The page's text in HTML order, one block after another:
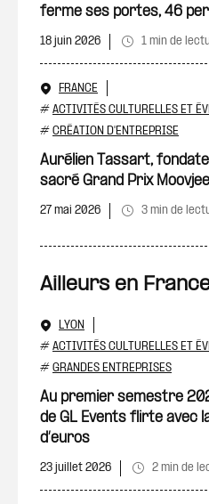
ferme ses portes, 46
18 juin 2026 1 min de
FRANCE
# ACTIVITÉS CULTURELLES ET
# CRÉATION D'ENTREPRISE
Aurélien Tassart,
sacré Grand Prix
27 mai 2026 3 min de
Ailleurs en
LYON
# ACTIVITÉS CULTURELLES ET
# GRANDES ENTREPRISES
Au premier semestre
de GL Events flirte avec
d’euros
23 juillet 2026 2 min de